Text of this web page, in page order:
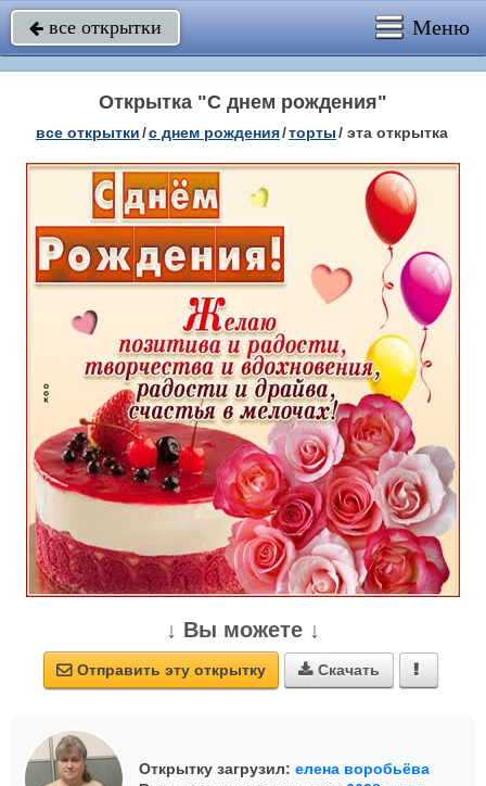
 все открытки Меню
Открытка "С днем рождения"
все открытки/c днем рождения/торты/ эта открытка
↓ Вы можете ↓
 Отправить эту открытку  Скачать 
Открытку загрузил: елена воробьёва